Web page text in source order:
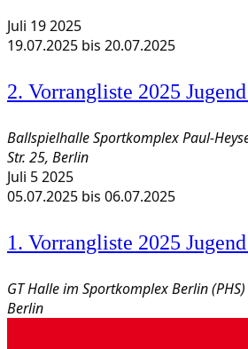
Juli 192025
19.07.2025 bis 20.07.2025
2. Vorrangliste 2025
Ballspielhalle Sportkomplex Paul-
Str. 25, Berlin
Juli 52025
05.07.2025 bis 06.07.2025
1. Vorrangliste 2025
GT Halle im Sportkomplex Berlin (PHS)
Berlin